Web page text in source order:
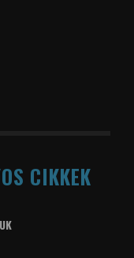
CIKKEK